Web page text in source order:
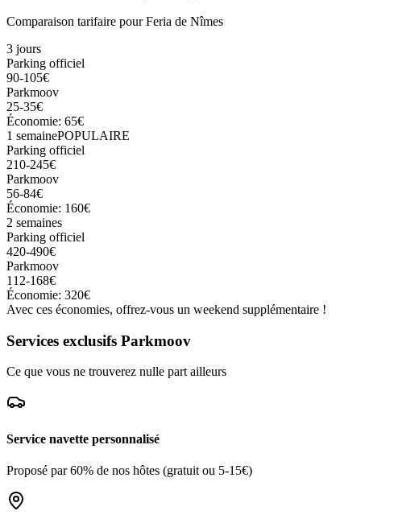
Comparaison tarifaire pourFeria de Nîmes
3 jours
Parking officiel
90-105€
Parkmoov
25-35€
Économie: 65€
1 semainePOPULAIRE
Parking officiel
210-245€
Parkmoov
56-84€
Économie: 160€
2 semaines
Parking officiel
420-490€
Parkmoov
112-168€
Économie: 320€
Avec ces économies, offrez-vous un weekend supplémentaire !
Services exclusifs Parkmoov
Ce que vous ne trouverez nulle part ailleurs
Service navette personnalisé
Proposé par 60% de nos hôtes (gratuit ou 5-15€)